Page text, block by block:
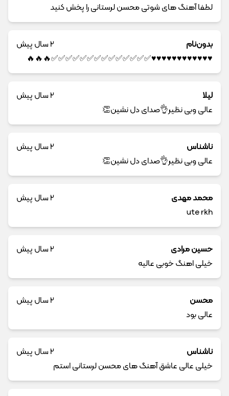
لطفا آهنگ های شوتی محسن لرستانی را پخش کنید
بدون‌نام
2 سال پیش
♥️♥️♥️♥️♥️♥️♥️♥️♥️♥️♥️♥️✅✅✅✅✅✅✅✅✅✅✅✅✅✅🔥🔥🔥
لیلا
2 سال پیش
عالی وبی نظیر👌صدای دل نشین👏
ناشناس
2 سال پیش
عالی وبی نظیر👌صدای دل نشین👏
محمد مهدی
2 سال پیش
ute rkh
حسین مرادی
2 سال پیش
خیلی اهنگ خوبی عالیه
محسن
2 سال پیش
عالی بود
ناشناس
2 سال پیش
خیلی عالی عاشق آهنگ های محسن لرستانی استم